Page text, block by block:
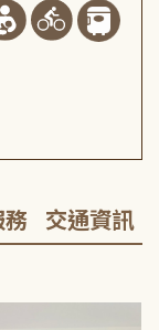
務 交通資訊